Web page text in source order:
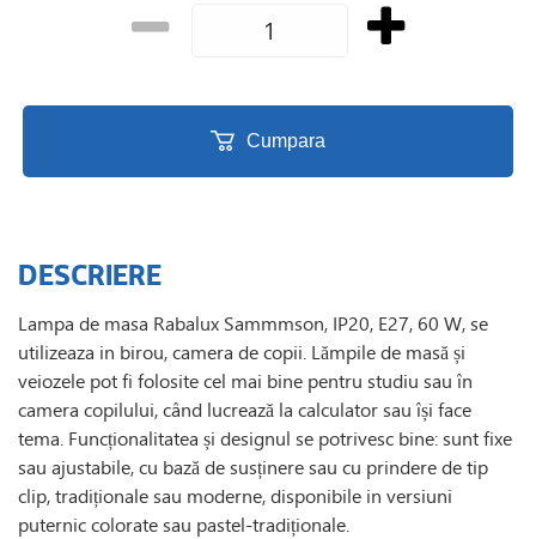
Cumpara
DESCRIERE
Lampa de masa Rabalux Sammmson, IP20, E27, 60 W, se
utilizeaza in birou, camera de copii. Lămpile de masă și
veiozele pot fi folosite cel mai bine pentru studiu sau în
camera copilului, când lucrează la calculator sau își face
tema. Funcționalitatea și designul se potrivesc bine: sunt fixe
sau ajustabile, cu bază de susținere sau cu prindere de tip
clip, tradiționale sau moderne, disponibile in versiuni
puternic colorate sau pastel-tradiționale.